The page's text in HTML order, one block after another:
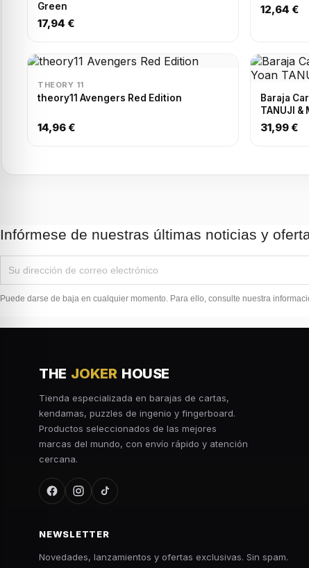
Green
17,94 €
12,64 €
THEORY 11
theory11 Avengers Red Edition
14,96 €
Baraja
TANUJI &
31,99 €
Infórmese de nuestras últimas noticias y
Puede darse de baja en cualquier momento. Para ello, consulte nuestra
THE JOKER HOUSE
Tienda especializada en barajas de cartas,
kendamas, puzzles de ingenio y fingerboard.
Productos seleccionados de las mejores
marcas del mundo, con envío rápido y atención
cercana.
NEWSLETTER
Novedades, lanzamientos y ofertas exclusivas. Sin spam.